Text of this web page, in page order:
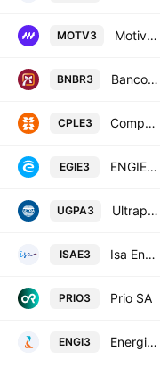
MOTV3 Motiva Infraestrutura de Mobilidade SA
BNBR3 Banco do Nordeste do Brasil S.A.
CPLE3 Companhia Paranaense de Energia
EGIE3 ENGIE Brasil Energia S.A.
UGPA3 Ultrapar Participacoes S.A.
ISAE3 Isa Energia Brasil SA
PRIO3 Prio SA
ENGI3 Energisa SA